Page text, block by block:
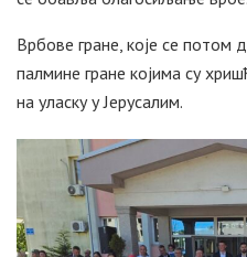
Врбове гране, које се потом
палмине гране којима су
на уласку у Јерусалим.